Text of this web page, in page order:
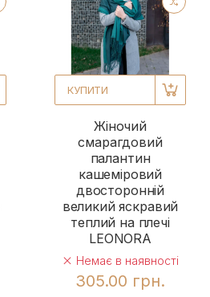
КУПИТИ
Жіночий
смарагдовий
палантин
кашеміровий
двосторонній
великий яскравий
теплий на плечі
LEONORA
Немає в наявності
305.00 грн.